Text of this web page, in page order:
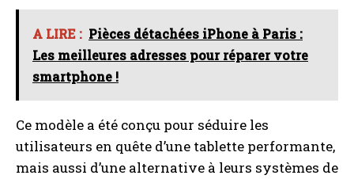
A LIRE : Pièces détachées iPhone à Paris :
Les meilleures adresses pour réparer votre
smartphone !
Ce modèle a été conçu pour séduire les
utilisateurs en quête d’une tablette performante,
mais aussi d’une alternative à leurs systèmes de